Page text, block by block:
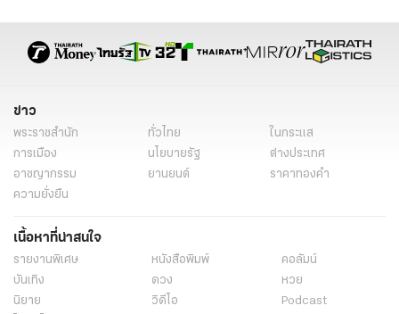
ข่าว
พระราชสำนัก ทั่วไทย
ในกระแส
การเมือง
นโยบายรัฐ
ต่างประเทศ
อาชญากรรม
ยานยนต์
ราคาทองคำ
ความยั่งยืน
เนื้อหาที่น่าสนใจ
รายงานพิเศษ หนังสือพิมพ์
คอลัมน์
บันเทิง
ดวง
หวย
นิยาย
วิดีโอ
Podcast